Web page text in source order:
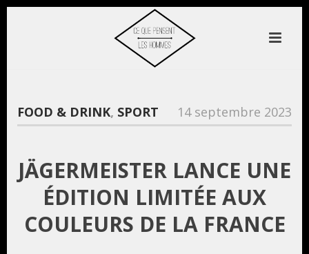
FOOD & DRINK, SPORT 14 septembre 2023
JÄGERMEISTER LANCE UNE
ÉDITION LIMITÉE AUX
COULEURS DE LA FRANCE